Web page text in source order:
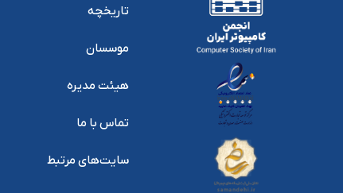
تاریخچه
موسسان
هیئت مدیره
تماس با ما
سایت‌های مرتبط